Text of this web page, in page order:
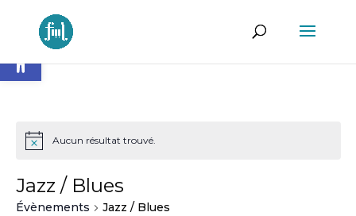
Ouvrir la barre d’outils
Aucun résultat trouvé.
Jazz / Blues
Évènements Jazz / Blues